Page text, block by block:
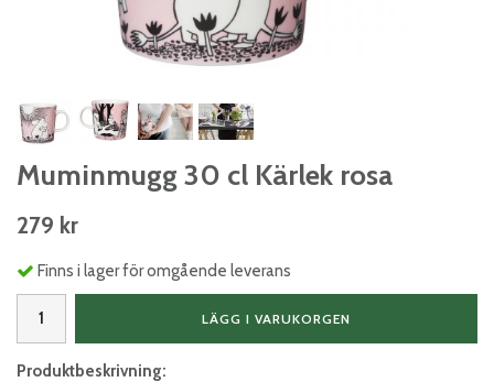
Muminmugg 30 cl Kärlek rosa
279 kr
Finns i lager för omgående leverans
LÄGG I VARUKORGEN
Produktbeskrivning: